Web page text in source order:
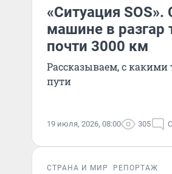
«Ситуация
машине в разгар
почти 3000 км
Рассказываем, с
пути
19 июля, 2026, 08:00 305
СТРАНА И МИР РЕПОРТАЖ